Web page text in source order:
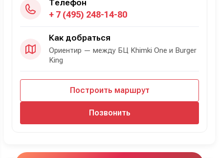
Телефон
+ 7 (495) 248-14-80
Как добраться
Ориентир — между БЦ Khimki One и Burger
King
Построить маршрут
Позвонить